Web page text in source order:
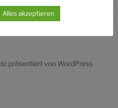
präsentiert von WordPress
Alles akzeptieren